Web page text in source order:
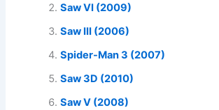
Saw VI (2009)
Saw III (2006)
Spider-Man 3 (2007)
Saw 3D (2010)
Saw V (2008)